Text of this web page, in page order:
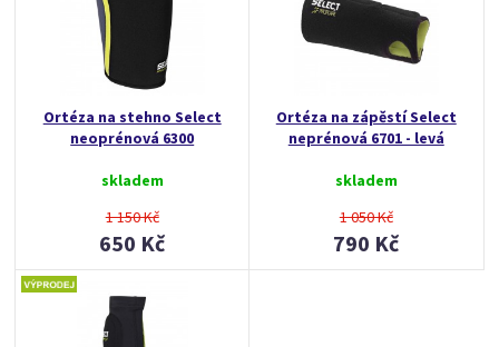
Ortéza na stehno Select
neoprénová 6300
skladem
1 150 Kč
650 Kč
Ortéza na zápěstí Select
neprénová 6701 - levá
skladem
1 050 Kč
790 Kč